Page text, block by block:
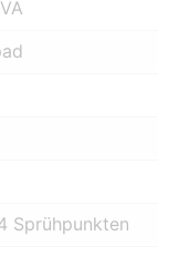
Sprühpunkten